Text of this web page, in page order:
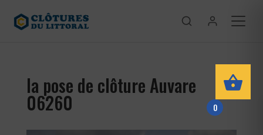
la pose de clôture Auvare
06260 0